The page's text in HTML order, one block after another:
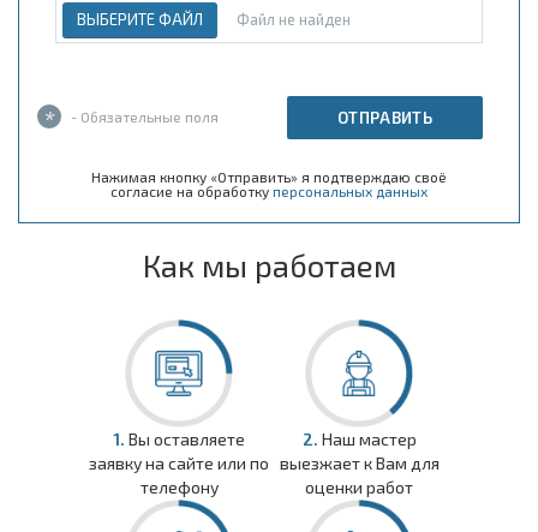
Файл не найден
ВЫБЕРИТЕ ФАЙЛ
* - Обязательные поля ОТПРАВИТЬ
Нажимая кнопку «Отправить» я подтверждаю своё
согласие на обработку персональных данных
Как мы работаем
1. Вы оставляете
заявку на сайте или по
телефону
2. Наш мастер
выезжает к Вам для
оценки работ